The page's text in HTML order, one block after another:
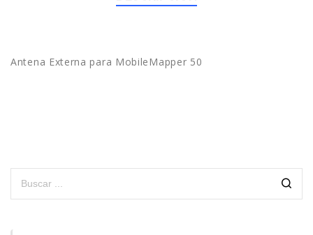
Antena Externa para MobileMapper 50